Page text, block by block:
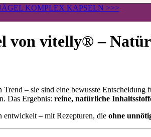
KOMPLEX KAPSELN >>>
von vitelly® –
– sie sind eine bewusste
Das Ergebnis: reine, natürliche
entwickelt – mit Rezepturen, die ohne